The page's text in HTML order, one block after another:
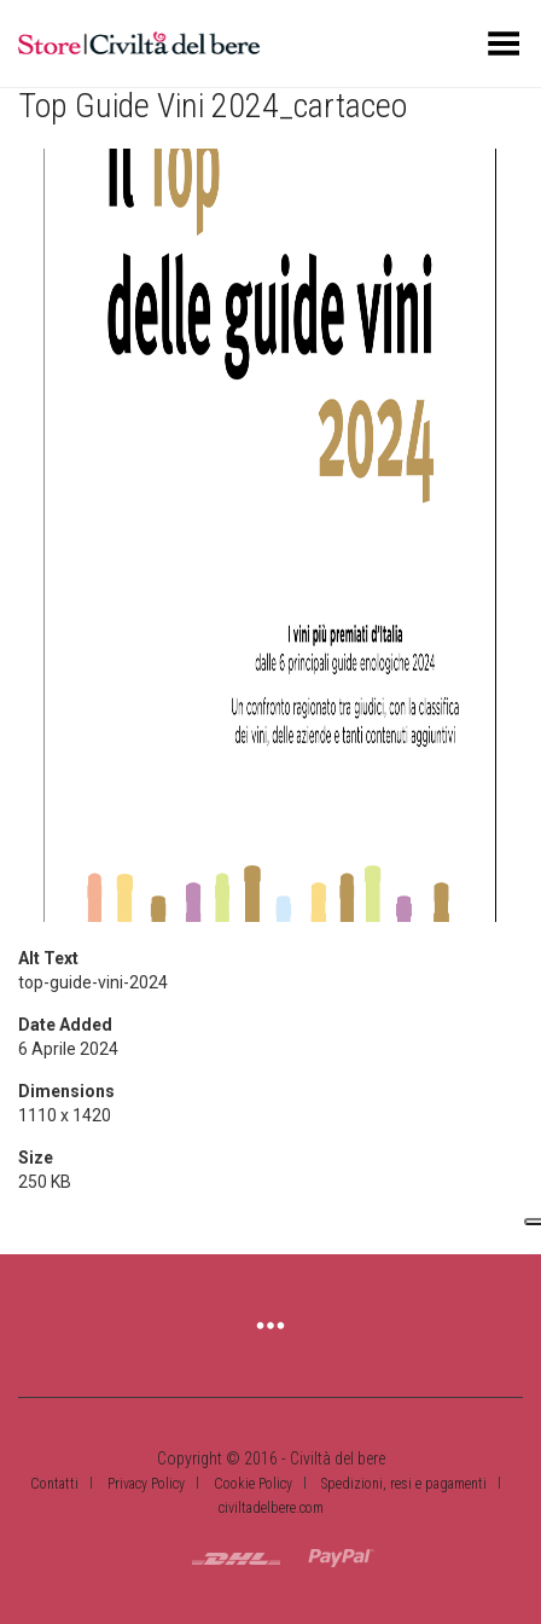
Toggle Menu
Top Guide Vini 2024_cartaceo
Alt Text
top-guide-vini-2024
Date Added
6 Aprile 2024
Dimensions
1110 x 1420
Size
250 KB
Copyright © 2016 - Civiltà del bere
Contatti Privacy Policy Cookie Policy
Spedizioni, resi e pagamenti
civiltadelbere.com